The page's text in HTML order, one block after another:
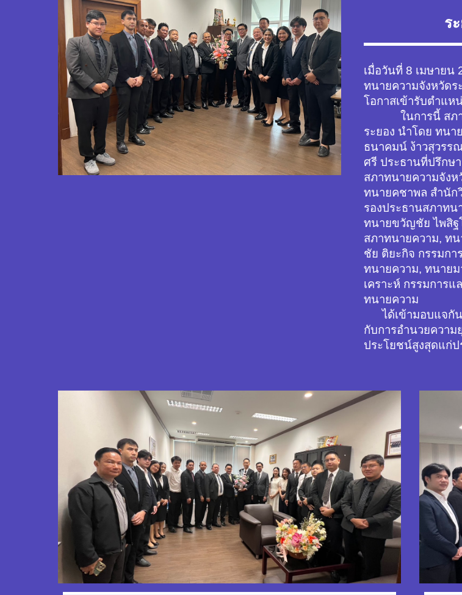
ร
เมื่อวันที่ 8 เมษายน
ทนายความจังหวัด
โอกาสเข้ารับตำแห
ในการนี้ สภาทน
ระยอง นำโดย ทนา
ธนาคมน์ ง้าวสุวรร
ศรี ประธานที่ปรึกษ
สภาทนายความจังห
ทนายคชาพล สำนัก
รองประธานสภาทน
ทนายขวัญชัย ไพสิฐ
สภาทนายความ, ท
ชัย ติยะกิจ กรรมกา
ทนายความ, ทนาย
เคราะห์ กรรมการ
ทนายความ
ได้เข้ามอบแจกัน
กับการอำนวยความ
ประโยชน์สูงสุดแก่